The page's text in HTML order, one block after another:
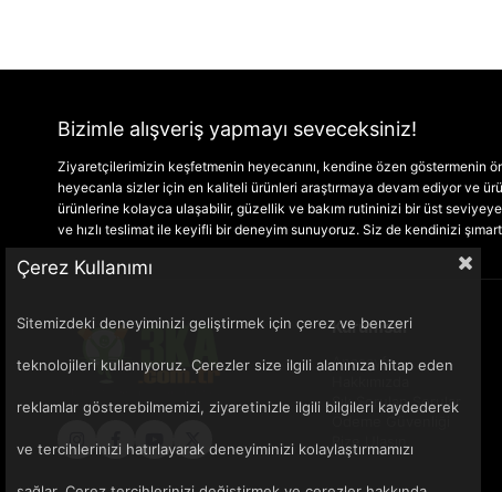
Bizimle alışveriş yapmayı seveceksiniz!
Ziyaretçilerimizin keşfetmenin heyecanını, kendine özen
heyecanla sizler için en kaliteli ürünleri araştırmaya devam ediyor ve
ürünlerine kolayca ulaşabilir, güzellik ve bakım rutininizi bir üst
ve hızlı teslimat ile keyifli bir deneyim sunuyoruz. Siz de kendinizi
Kurumsal
Anasayfa
Sık Sorulan Sorular
Ödeme Güvenliği
Bize Ulaşın
Çerez Kullanımı
Sitemizdeki deneyiminizi geliştirmek için çerez ve benzeri
teknolojileri kullanıyoruz. Çerezler size ilgili alanınıza hitap eden
reklamlar gösterebilmemizi, ziyaretinizle ilgili bilgileri kaydederek
ve tercihlerinizi hatırlayarak deneyiminizi kolaylaştırmamızı